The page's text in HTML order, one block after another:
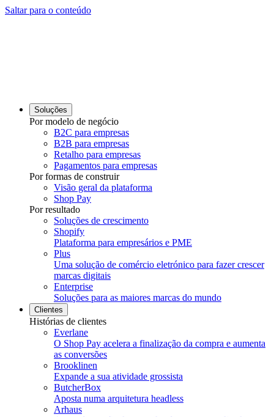
Saltar para o conteúdo
Soluções
Por modelo de negócio
B2C para empresas
B2B para empresas
Retalho para empresas
Pagamentos para empresas
Por formas de construir
Visão geral da plataforma
Shop Pay
Por resultado
Soluções de crescimento
Shopify
Plataforma para empresários e PME
Plus
Uma solução de comércio eletrónico para fazer crescer
marcas digitais
Enterprise
Soluções para as maiores marcas do mundo
Clientes
Histórias de clientes
Everlane
O Shop Pay acelera a finalização da compra e aumenta
as conversões
Brooklinen
Expande a sua atividade grossista
ButcherBox
Aposta numa arquitetura headless
Arhaus